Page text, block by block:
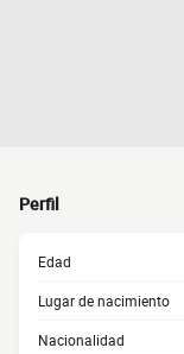
Perfil
Edad
Lugar de nacimiento
Nacionalidad